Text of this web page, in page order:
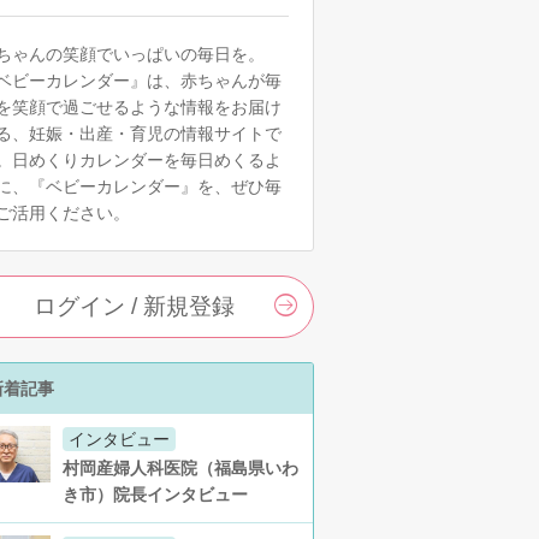
ゃんの笑顔でいっぱいの毎日を。
ビーカレンダー』は、赤ちゃんが毎
笑顔で過ごせるような情報をお届け
、妊娠・出産・育児の情報サイトで
日めくりカレンダーを毎日めくるよ
、『ベビーカレンダー』を、ぜひ毎
活用ください。
ログイン / 新規登録
着記事
インタビュー
村岡産婦人科医院（福島県いわ
き市）院長インタビュー